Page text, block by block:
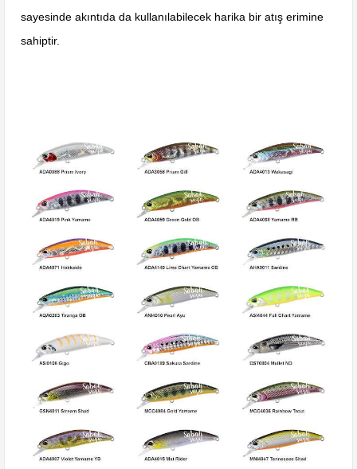
sayesinde akıntıda da kullanılabilecek harika bir atış erimine
sahiptir.